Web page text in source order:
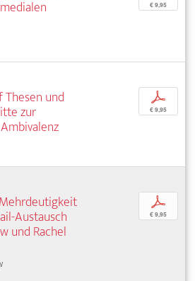
€ 9,95
und
zur
p
€ 9,95
Austausch
und Rachel
p
€ 9,95